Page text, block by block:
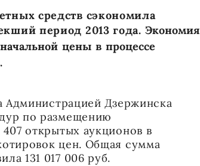
средств сэкономила
период 2013 года. Экономия
цены в процессе
Администрацией Дзержинска
по размещению
открытых аукционов в
цен. Общая сумма
131 017 006 руб.